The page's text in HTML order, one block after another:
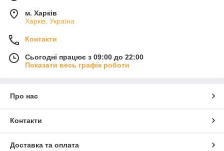
м. Харків
Харків, Україна
Контакти
Сьогодні працює з 09:00 до 22:00
Показати весь графік роботи
Про нас
Контакти
Доставка та оплата